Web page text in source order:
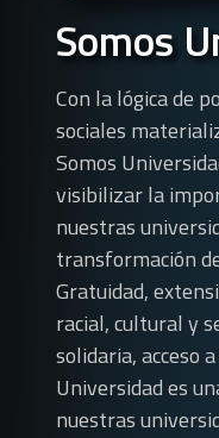
Somos
Con la lógica de
sociales
Somos
visibilizar la
nuestras
transformación
Gratuidad,
racial, cultural y
solidaria, acceso
Universidad es
nuestras